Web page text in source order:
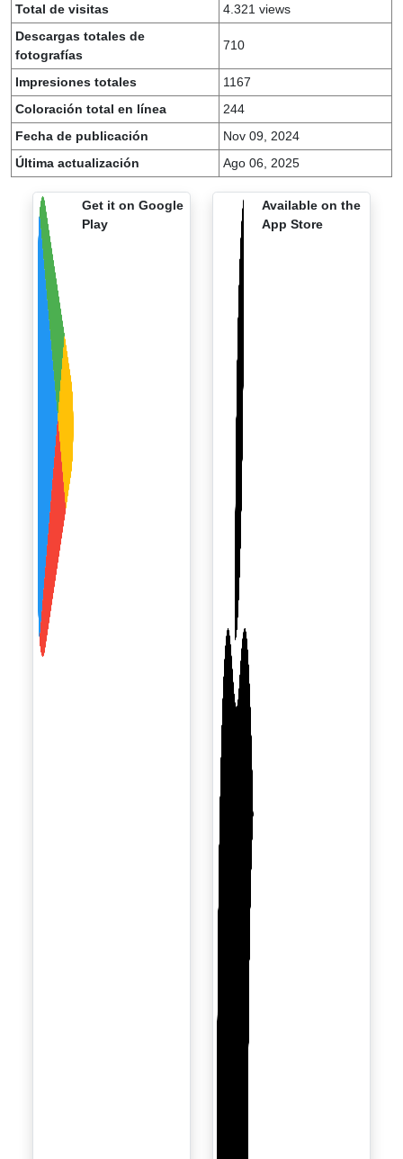
Total de visitas
4.321 views
Descargas totales de
fotografías
710
Impresiones totales
1167
Coloración total en línea
244
Fecha de publicación
Nov 09, 2024
Última actualización
Ago 06, 2025
Get it on Google
Play
Available on the
App Store